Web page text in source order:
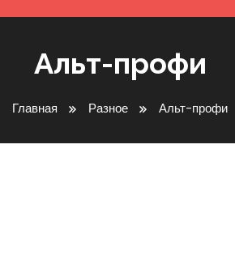
Альт-профи
Главная Разное Альт-профи